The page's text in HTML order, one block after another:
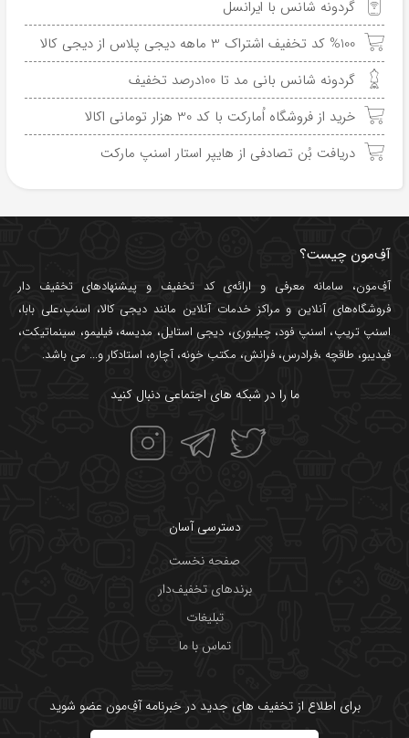
گردونه شانس با ایرانسل
%100 کد تخفیف اشتراک 3 ماهه دیجی پلاس از دیجی کالا
گردونه شانس بانی مد تا 100درصد تخفیف
خرید از فروشگاه اُمارکت با کد 30 هزار تومانی اکالا
دریافت بُن تصادفی از هایپر استار اسنپ مارکت
آفِ‌مون چیست؟
آفِ‌مون، سامانه معرفی و ارائه‌یکد تخفیف و پیشنهادهای تخفیف دار
فروشگاه‌های آنلاین و مراکز خدمات آنلاین مانند دیجی کالا، اسنپ،علی بابا،
اسنپ تریپ، اسنپ فود،چیلیوری، دیجی استایل، مدیسه،فیلیمو، سینماتیکت،
فیدیبو، طاقچه ،فرادرس، فرانش، مکتب خونه،آچاره، استادکار و... می باشد.
ما را در شبکه های اجتماعی دنبال کنید
دسترسی آسان
صفحه نخست
برندهای تخفیف‌دار
تبلیغات
تماس با ما
برای اطلاع از تخفیف های جدید در خبرنامه آفِ‌مون عضو شوید